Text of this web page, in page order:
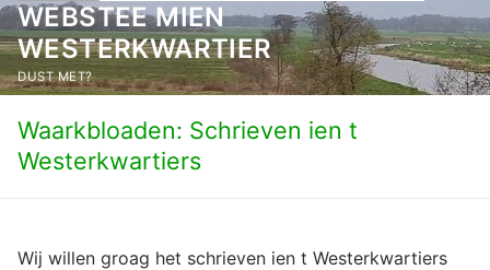
WEBSTEE MIEN
WESTERKWARTIER
DUST MET? Zoeken naar:
Waarkbloaden: Schrieven ien t
Westerkwartiers
Wij willen groag het schrieven ien t Westerkwartiers